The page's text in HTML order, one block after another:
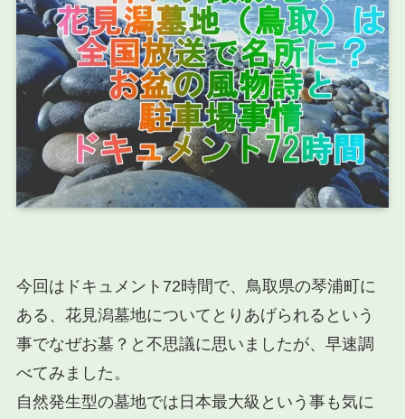
今回はドキュメント72時間で、鳥取県の琴浦町に
ある、 花見潟墓地についてとりあげられるという
事でなぜお墓？と不思議に思いましたが、早速調
べてみました。
自然発生型の墓地では 日本最大級 という事も気に